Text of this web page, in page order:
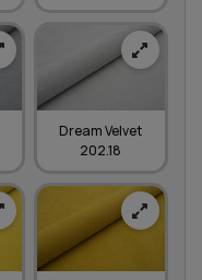
Dream Velvet
202.18